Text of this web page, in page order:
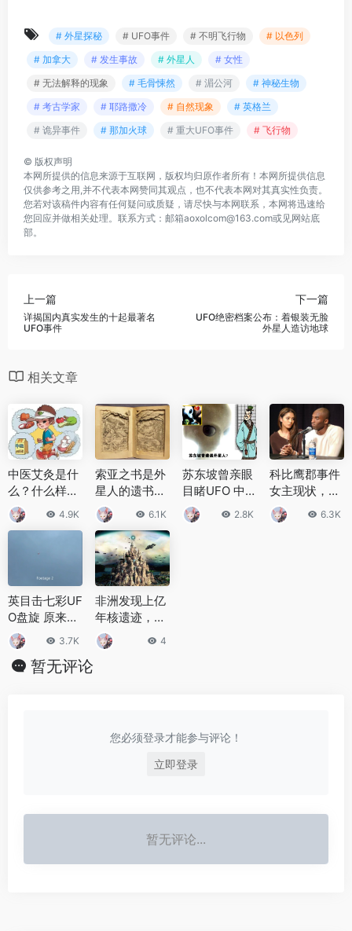
# 外星探秘 # UFO事件 # 不明飞行物
# 以色列
# 加拿大
# 发生事故 # 外星人
# 女性
# 无法解释的现象
# 毛骨悚然 # 湄公河
# 神秘生物
# 考古学家
# 耶路撒冷 # 自然现象
# 英格兰
# 诡异事件
# 那加火球 # 重大UFO事件 # 飞行物
© 版权声明
本网所提供的信息来源于互联网，版权均归原作者所有！本网所提供信息
仅供参考之用,并不代表本网赞同其观点，也不代表本网对其真实性负责。
您若对该稿件内容有任何疑问或质疑，请尽快与本网联系，本网将迅速给
您回应并做相关处理。联系方式：邮箱aoxolcom@163.com或见网站底
部。
上一篇
详揭国内真实发生的十起最著名
UFO事件
下一篇
UFO绝密档案公布：着银装无脸
外星人造访地球
相关文章
中医艾灸是什
么？什么样的
人不适合做艾
灸？
4.9K
索亚之书是外
星人的遗书？
索亚之书所讲
述的内容是什
么？
6.1K
苏东坡曾亲眼
目睹UFO 中国
古代也曾发现
UFO是真的吗
2.8K
科比鹰郡事件
女主现状，事
情扑朔迷离引
入思考
6.3K
英目击七彩UF
O盘旋 原来一
直是这个东西
在搞鬼
3.7K
非洲发现上亿
年核遗迹，或
与古代UFO相
关？
4
暂无评论
您必须登录才能参与评论！
立即登录
暂无评论...